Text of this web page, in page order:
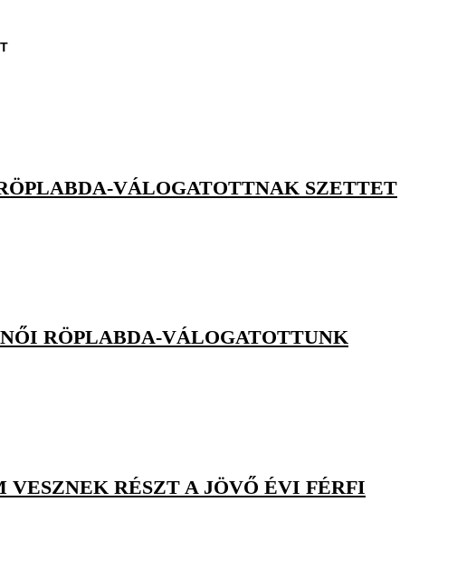
VÁLOGATOTTNAK SZETTET
RÖPLABDA-VÁLOGATOTTUNK
RÉSZT A JÖVŐ ÉVI FÉRFI